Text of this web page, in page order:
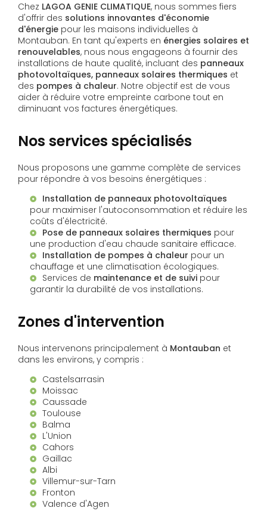
Chez LAGOA GENIE CLIMATIQUE, nous sommes fiers
d'offrir des solutions innovantes d'économie
d'énergie pour les maisons individuelles à
Montauban. En tant qu'experts en énergies solaires et
renouvelables, nous nous engageons à fournir des
installations de haute qualité, incluant des panneaux
photovoltaïques, panneaux solaires thermiques et
des pompes à chaleur. Notre objectif est de vous
aider à réduire votre empreinte carbone tout en
diminuant vos factures énergétiques.
Nos services spécialisés
Nous proposons une gamme complète de services
pour répondre à vos besoins énergétiques :
Installation de panneaux photovoltaïques
pour maximiser l'autoconsommation et réduire les
coûts d'électricité.
Pose de panneaux solaires thermiques pour
une production d'eau chaude sanitaire efficace.
Installation de pompes à chaleur pour un
chauffage et une climatisation écologiques.
Services de maintenance et de suivi pour
garantir la durabilité de vos installations.
Zones d'intervention
Nous intervenons principalement à Montauban et
dans les environs, y compris :
Castelsarrasin
Moissac
Caussade
Toulouse
Balma
L'Union
Cahors
Gaillac
Albi
Villemur-sur-Tarn
Fronton
Valence d'Agen